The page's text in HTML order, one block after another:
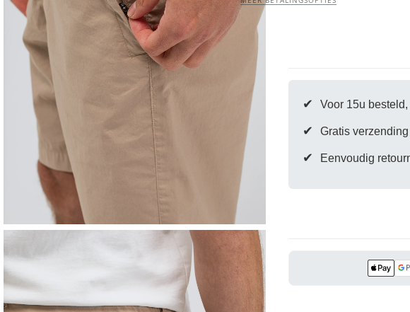
Stone
✔ Voor 15u
✔ Gratis
✔ Eenvoudig
Snelle
momenteel
Er is nog geen product